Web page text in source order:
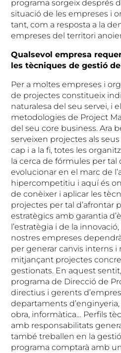
programa sorgeix després
situació de les empreses i
tant, com a resposta a la
empreses del territori
Qualsevol empresa
les tècniques de gestió
Per a moltes empreses i
de projectes constitueix
naturalesa del seu servei, i
metodologies de Project
del seu core business. Ara
serveixen projectes als
cap i a la fi, totes les
la cerca de fórmules per tal
evolucionar en el marc de
hipercompetitiu i aquí és
de conèixer i aplicar les
projectes per tal d’afrontar
estratègics amb garantia
l’estratègia i de la
nostres empreses
per generar canvis interns i
mitjançant projectes
gestionats. En aquest
programa de Direcció de
directius i gerents
departaments
obra, informàtica… Perfils
amb responsabilitats
també treballen en la
programa comptarà amb